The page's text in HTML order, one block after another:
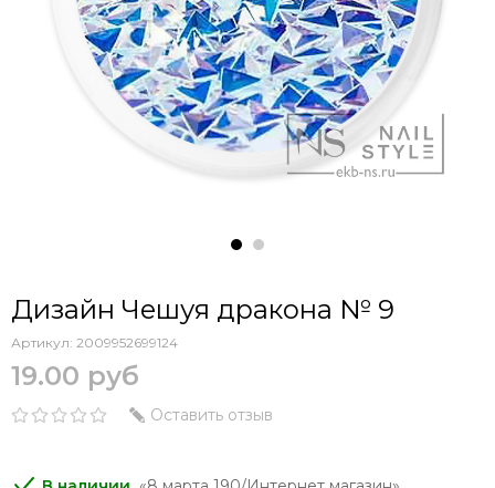
Дизайн Чешуя дракона № 9
Артикул: 2009952699124
19.00 руб
Оставить отзыв